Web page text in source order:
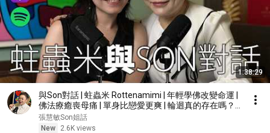
1:38:29
與Son對話 | 蛀蟲米 Rottenamimi | 年輕學佛改變命運 |
佛法療癒喪母痛 | 單身比戀愛更爽 | 輪迴真的存在嗎？|
張慧敏 | 職場慧眼 | 中文字幕 (AI自動)
張慧敏Son姐話
New
2.6K views